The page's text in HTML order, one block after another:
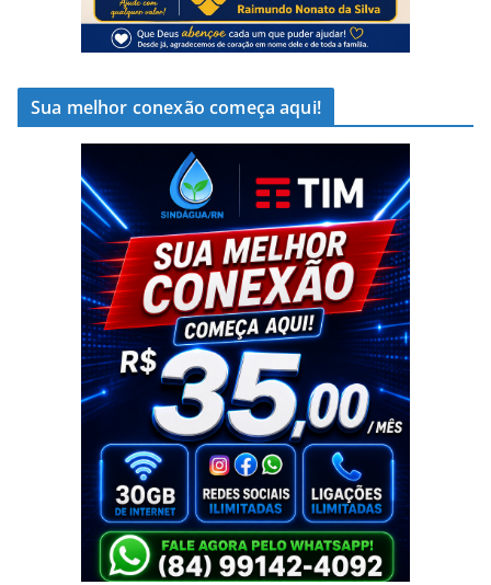
Sua melhor conexão começa aqui!